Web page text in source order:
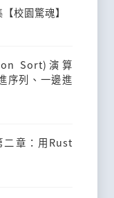
校園驚魂】
Sort)演算
序列、一邊進
章：用Rust